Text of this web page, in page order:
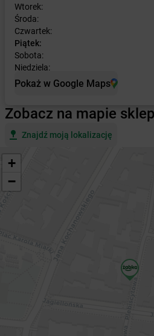
Wtorek:
Środa:
Czwartek:
Piątek:
Sobota:
Niedziela:
Pokaż w Google Maps
Zobacz na mapie
Znajdź moją lokalizację
+
−